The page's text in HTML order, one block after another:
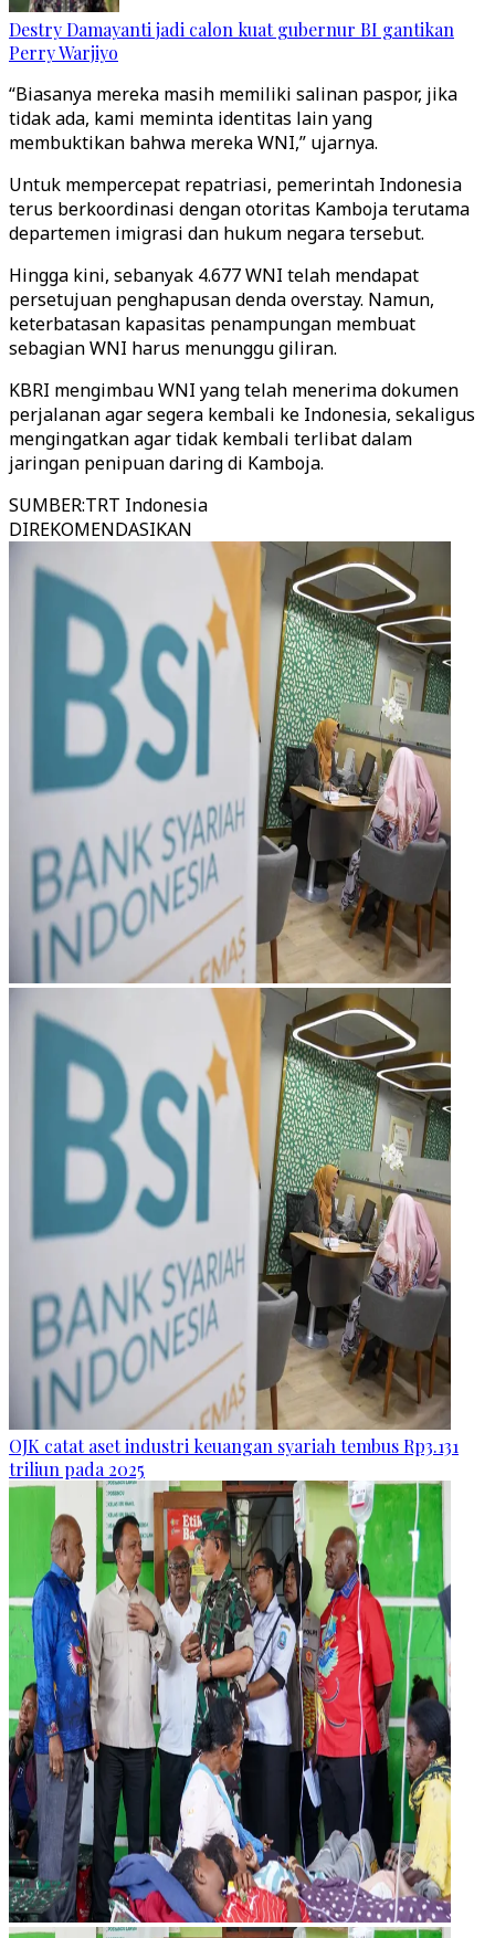
Destry Damayanti jadi calon kuat gubernur BI gantikan
Perry Warjiyo
“Biasanya mereka masih memiliki salinan paspor, jika
tidak ada, kami meminta identitas lain yang
membuktikan bahwa mereka WNI,” ujarnya.
Untuk mempercepat repatriasi, pemerintah Indonesia
terus berkoordinasi dengan otoritas Kamboja terutama
departemen imigrasi dan hukum negara tersebut.
Hingga kini, sebanyak 4.677 WNI telah mendapat
persetujuan penghapusan denda overstay. Namun,
keterbatasan kapasitas penampungan membuat
sebagian WNI harus menunggu giliran.
KBRI mengimbau WNI yang telah menerima dokumen
perjalanan agar segera kembali ke Indonesia, sekaligus
mengingatkan agar tidak kembali terlibat dalam
jaringan penipuan daring di Kamboja.
SUMBER:TRT Indonesia
DIREKOMENDASIKAN
OJK catat aset industri keuangan syariah tembus Rp3.131
triliun pada 2025